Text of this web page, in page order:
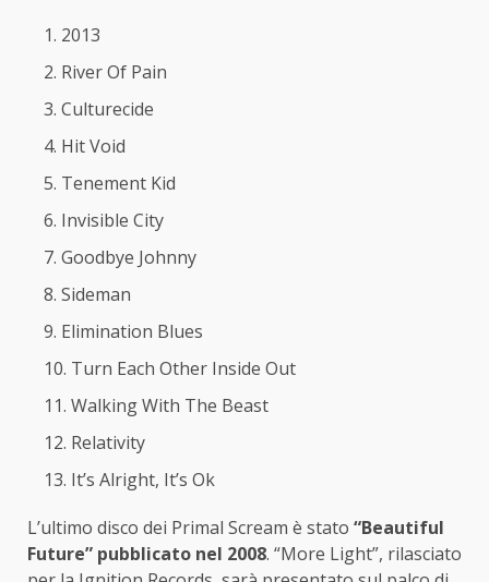
2013
River Of Pain
Culturecide
Hit Void
Tenement Kid
Invisible City
Goodbye Johnny
Sideman
Elimination Blues
Turn Each Other Inside Out
Walking With The Beast
Relativity
It’s Alright, It’s Ok
L’ultimo disco dei Primal Scream è stato “Beautiful
Future” pubblicato nel 2008. “More Light”, rilasciato